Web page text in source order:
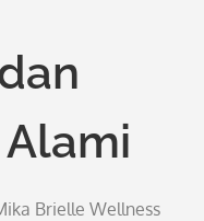
Brielle Wellness